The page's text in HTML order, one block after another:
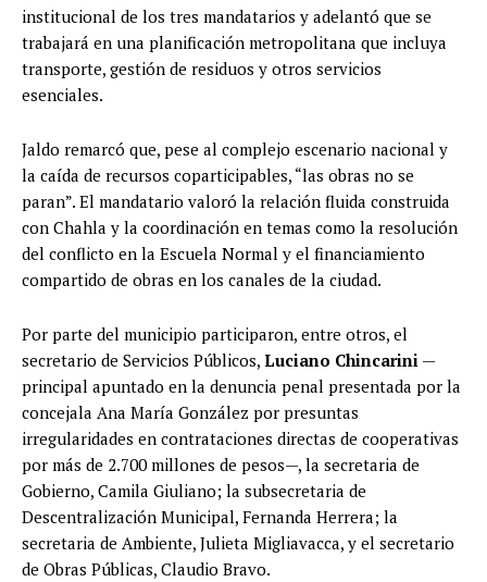
institucional de los tres mandatarios y adelantó que se
trabajará en una planificación metropolitana que incluya
transporte, gestión de residuos y otros servicios
esenciales.
Jaldo remarcó que, pese al complejo escenario nacional y
la caída de recursos coparticipables, “las obras no se
paran”. El mandatario valoró la relación fluida construida
con Chahla y la coordinación en temas como la resolución
del conflicto en la Escuela Normal y el financiamiento
compartido de obras en los canales de la ciudad.
Por parte del municipio participaron, entre otros, el
secretario de Servicios Públicos, Luciano Chincarini —
principal apuntado en la denuncia penal presentada por la
concejala Ana María González por presuntas
irregularidades en contrataciones directas de cooperativas
por más de 2.700 millones de pesos—, la secretaria de
Gobierno, Camila Giuliano; la subsecretaria de
Descentralización Municipal, Fernanda Herrera; la
secretaria de Ambiente, Julieta Migliavacca, y el secretario
de Obras Públicas, Claudio Bravo.